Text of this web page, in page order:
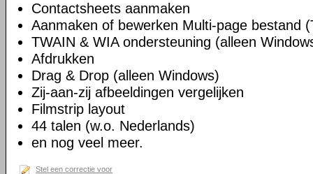
Contactsheets aanmaken
Aanmaken of bewerken Multi-page bestand
TWAIN & WIA ondersteuning (alleen
Afdrukken
Drag & Drop (alleen Windows)
Zij-aan-zij afbeeldingen vergelijken
Filmstrip layout
44 talen (w.o. Nederlands)
en nog veel meer.
Stel een correctie voor